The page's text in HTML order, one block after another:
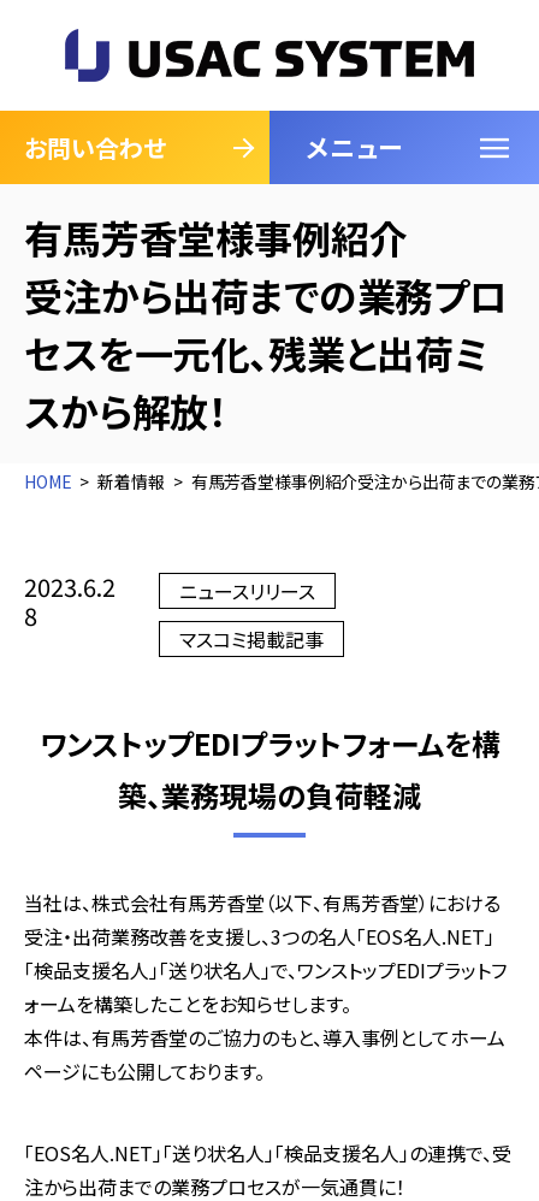
お問い合わせ メニュー
閉じる
有馬芳香堂様事例紹介
受注から出荷までの業務プロ
セスを一元化、残業と出荷ミ
スから解放！
HOME 新着情報 有馬芳香堂様事例紹介受注から出荷までの業務
2023.6.2
8
ニュースリリース
マスコミ掲載記事
ワンストップEDIプラットフォームを構
築、業務現場の負荷軽減
当社は、株式会社有馬芳香堂（以下、有馬芳香堂）における
受注・出荷業務改善を支援し、3つの名人「EOS名人.NET」
「検品支援名人」「送り状名人」で、ワンストップEDIプラットフ
ォームを構築したことをお知らせします。
本件は、有馬芳香堂のご協力のもと、導入事例としてホーム
ページにも公開しております。
「EOS名人.NET」「送り状名人」「検品支援名人」の連携で、受
注から出荷までの業務プロセスが一気通貫に！